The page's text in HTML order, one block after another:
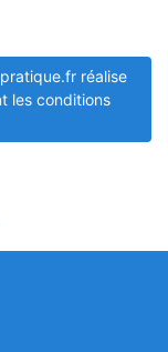
réalise
les conditions